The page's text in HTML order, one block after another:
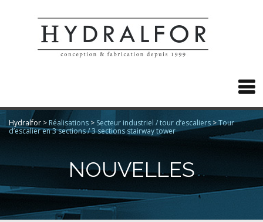

Hydralfor >Réalisations > Secteur industriel / tour d’escaliers >Tour
d’escalier en 3 sections / 3 sections stairway tower
NOUVELLES